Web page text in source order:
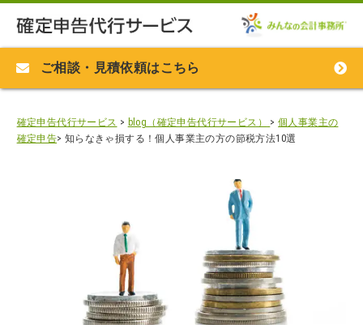
ご相談・見積依頼はこちら
確定申告代行サービス > blog（確定申告代行サービス） >個人事業主の
確定申告> 知らなきゃ損する！個人事業主の方の節税方法10選